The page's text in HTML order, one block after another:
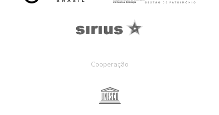
Cooperação